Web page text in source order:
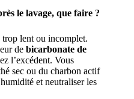
le lavage, que faire ?
trop lent ou incomplet.
de bicarbonate de
l’excédent. Vous
sec ou du charbon actif
et neutraliser les